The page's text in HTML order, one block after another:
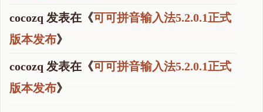
cocozq 发表在《可可拼音输入法5.2.0.1正式
版本发布》
cocozq 发表在《可可拼音输入法5.2.0.1正式
版本发布》